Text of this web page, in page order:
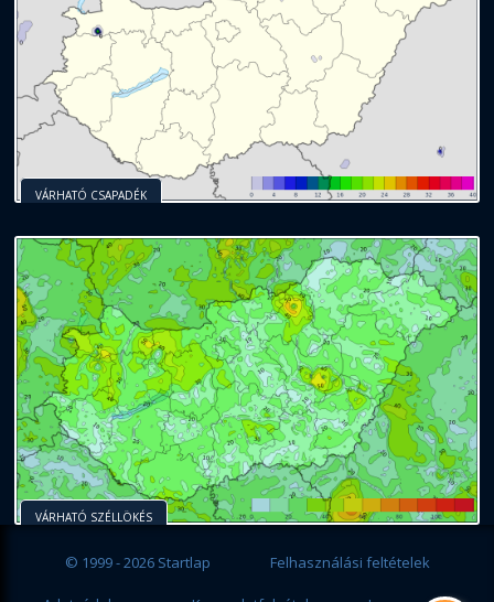
VÁRHATÓ CSAPADÉK
VÁRHATÓ SZÉLLÖKÉS
© 1999 - 2026 Startlap Felhasználási feltételek